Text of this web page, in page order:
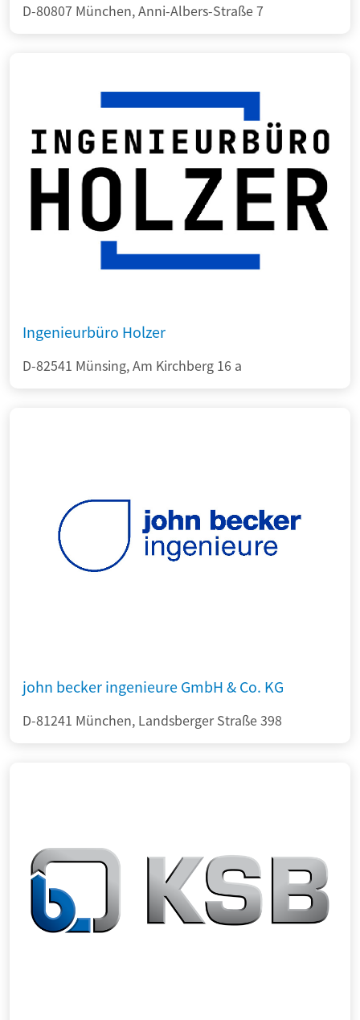
D-80807 München, Anni-Albers-Straße 7
Ingenieurbüro Holzer
D-82541 Münsing, Am Kirchberg 16 a
john becker ingenieure GmbH & Co. KG
D-81241 München, Landsberger Straße 398